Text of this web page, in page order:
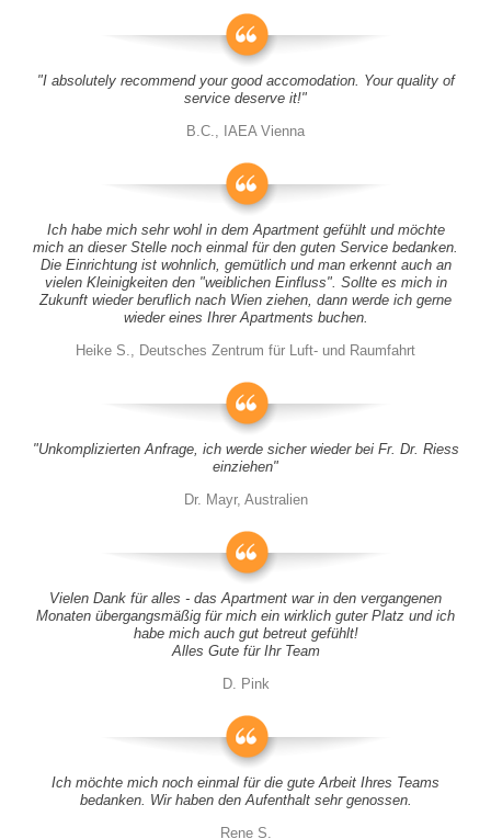
"I absolutely recommend your good accomodation. Your quality of
service deserve it!"
B.C., IAEA Vienna
Ich habe mich sehr wohl in dem Apartment gefühlt und möchte
mich an dieser Stelle noch einmal für den guten Service bedanken.
Die Einrichtung ist wohnlich, gemütlich und man erkennt auch an
vielen Kleinigkeiten den "weiblichen Einfluss". Sollte es mich in
Zukunft wieder beruflich nach Wien ziehen, dann werde ich gerne
wieder eines Ihrer Apartments buchen.
Heike S., Deutsches Zentrum für Luft- und Raumfahrt
"Unkomplizierten Anfrage, ich werde sicher wieder bei Fr. Dr. Riess
einziehen"
Dr. Mayr, Australien
Vielen Dank für alles - das Apartment war in den vergangenen
Monaten übergangsmäßig für mich ein wirklich guter Platz und ich
habe mich auch gut betreut gefühlt!
Alles Gute für Ihr Team
D. Pink
Ich möchte mich noch einmal für die gute Arbeit Ihres Teams
bedanken. Wir haben den Aufenthalt sehr genossen.
Rene S.